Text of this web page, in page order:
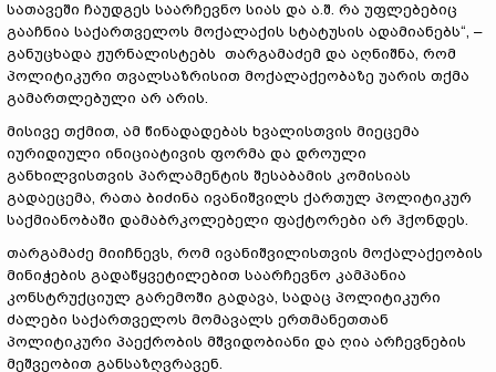
სათავეში ჩაუდგეს საარჩევნო სიას და ა.შ. რა უფლებებიც
გააჩნია საქართველოს მოქალაქის სტატუსის ადამიანებს“, –
განუცხადა ჟურნალისტებს თარგამაძემ და აღნიშნა, რომ
პოლიტიკური თვალსაზრისით მოქალაქეობაზე უარის თქმა
გამართლებული არ არის.
მისივე თქმით, ამ წინადადებას ხვალისთვის მიეცემა
იურიდიული ინიციატივის ფორმა და დროული
განხილვისთვის პარლამენტის შესაბამის კომისიას
გადაეცემა, რათა ბიძინა ივანიშვილს ქართულ პოლიტიკურ
საქმიანობაში დამაბრკოლებელი ფაქტორები არ ჰქონდეს.
თარგამაძე მიიჩნევს, რომ ივანიშვილისთვის მოქალაქეობის
მინიჭების გადაწყვეტილებით საარჩევნო კამპანია
კონსტრუქციულ გარემოში გადავა, სადაც პოლიტიკური
ძალები საქართველოს მომავალს ერთმანეთთან
პოლიტიკური პაექრობის მშვიდობიანი და ღია არჩევნების
მეშვეობით განსაზღვრავენ.